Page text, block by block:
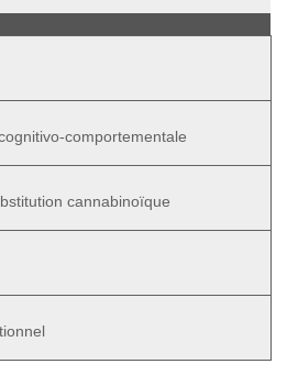
comportementale
cannabinoïque